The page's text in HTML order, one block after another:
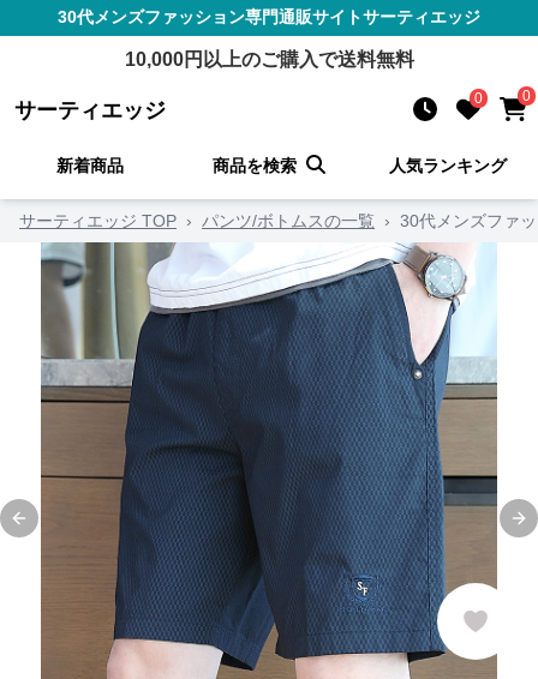
30代メンズファッション専門通販サイトサーティエッジ
10,000円以上のご購入で送料無料
サーティエッジ 0 0
新着商品 商品を検索 人気ランキング
サーティエッジ TOP › パンツ/ボトムスの一覧 › 30代メンズファ
Previous slide